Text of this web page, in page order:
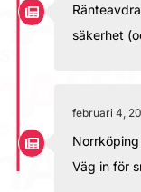
säkerhet
februari 4,
Väg in för